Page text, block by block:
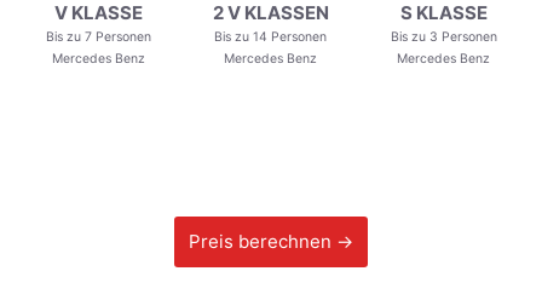
V KLASSE
Bis zu 7 Personen
Mercedes Benz
2 V KLASSEN
Bis zu 14 Personen
Mercedes Benz
S KLASSE
Bis zu 3 Personen
Mercedes Benz
Preis berechnen →